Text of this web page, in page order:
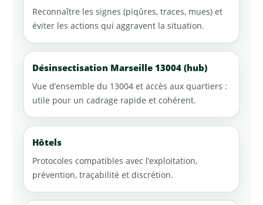
Reconnaître les signes (piqûres, traces, mues) et
éviter les actions qui aggravent la situation.
Désinsectisation Marseille 13004 (hub)
Vue d’ensemble du 13004 et accès aux quartiers :
utile pour un cadrage rapide et cohérent.
Hôtels
Protocoles compatibles avec l’exploitation,
prévention, traçabilité et discrétion.